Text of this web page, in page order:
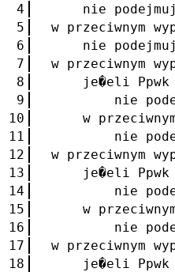
4
nie
5
w przeciwnym
6
nie
7
w przeciwnym
8
je�eli Ppwk
9
nie
10
w przeciwnym
11
nie
12
w przeciwnym
13
je�eli Ppwk
14
nie
15
w przeciwnym
16
nie
17
w przeciwnym
18
je�eli Ppwk